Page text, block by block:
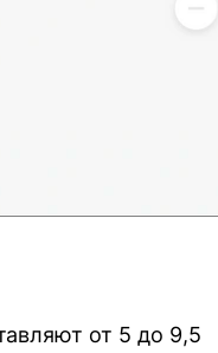
от 5 до 9,5